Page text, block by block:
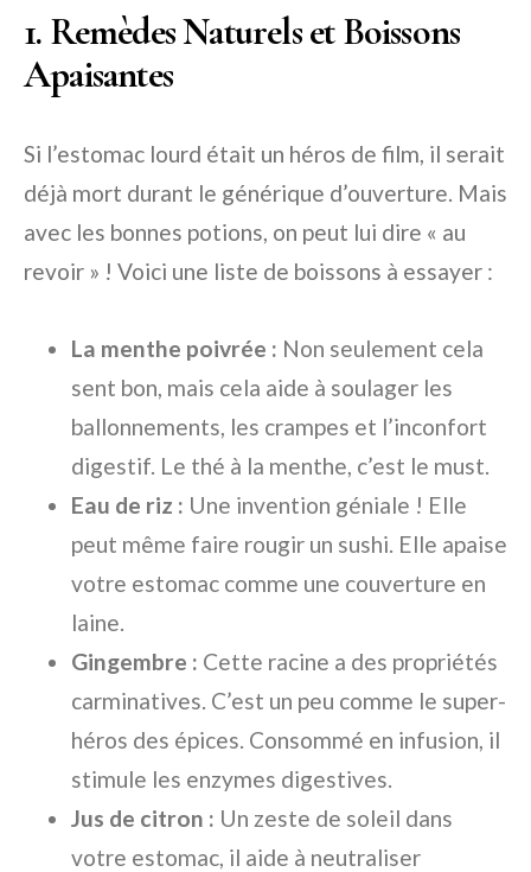
1. Remèdes Naturels et Boissons
Apaisantes
Si l’estomac lourd était un héros de film, il serait
déjà mort durant le générique d’ouverture. Mais
avec les bonnes potions, on peut lui dire « au
revoir » ! Voici une liste de boissons à essayer :
La menthe poivrée : Non seulement cela
sent bon, mais cela aide à soulager les
ballonnements, les crampes et l’inconfort
digestif. Le thé à la menthe, c’est le must.
Eau de riz : Une invention géniale ! Elle
peut même faire rougir un sushi. Elle apaise
votre estomac comme une couverture en
laine.
Gingembre : Cette racine a des propriétés
carminatives. C’est un peu comme le super-
héros des épices. Consommé en infusion, il
stimule les enzymes digestives.
Jus de citron : Un zeste de soleil dans
votre estomac, il aide à neutraliser